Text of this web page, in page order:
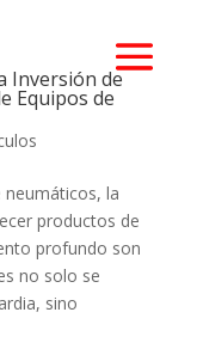
Inversión de
Equipos de
neumáticos, la
productos de
profundo son
no solo se
sino